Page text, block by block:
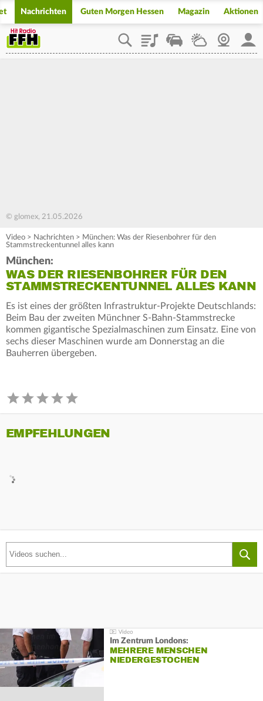
Nachrichten Guten Morgen Hessen Magazin Aktionen
PlaylistStaupilotWetterWebcam
© glomex, 21.05.2026
Video > Nachrichten > München: Was der Riesenbohrer für den
Stammstreckentunnel alles kann
München:
WAS DER RIESENBOHRER FÜR DEN
STAMMSTRECKENTUNNEL ALLES KANN
Es ist eines der größten Infrastruktur-Projekte Deutschlands:
Beim Bau der zweiten Münchner S-Bahn-Stammstrecke
kommen gigantische Spezialmaschinen zum Einsatz. Eine von
sechs dieser Maschinen wurde am Donnerstag an die
Bauherren übergeben.
EMPFEHLUNGEN
Im Zentrum Londons:
MEHRERE MENSCHEN
NIEDERGESTOCHEN